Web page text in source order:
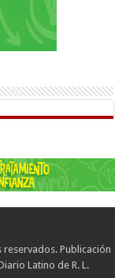
Publicación
Latino de R. L.